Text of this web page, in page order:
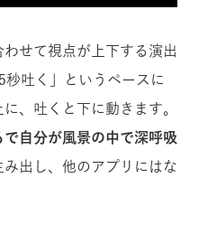
せて視点が上下する演出
吐く」というペースに
、吐くと下に動きます。
で自分が風景の中で深呼吸
み出し、他のアプリにはな